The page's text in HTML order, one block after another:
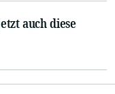
auch diese